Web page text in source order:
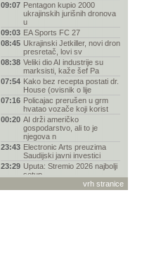
09:07 Pentagon kupio 2000
ukrajinskih jurišnih dronova
u
09:03 EA Sports FC 27
08:45 Ukrajinski Jetkiller, novi dron
presretač, lovi sv
08:38 Veliki dio AI industrije su
marksisti, kaže šef Pa
07:54 Kako bez recepta postati dr.
House (ovisnik o lije
07:16 Policajac prerušen u grm
hvatao vozače koji korist
00:20 AI drži američko
gospodarstvo, ali to je
njegova n
23:43 Electronic Arts preuzima
Saudijski javni investici
23:29 Uputa: Stremio 2026 najbolji
setup
Opservatorij Rubin snimio
vrh stranice